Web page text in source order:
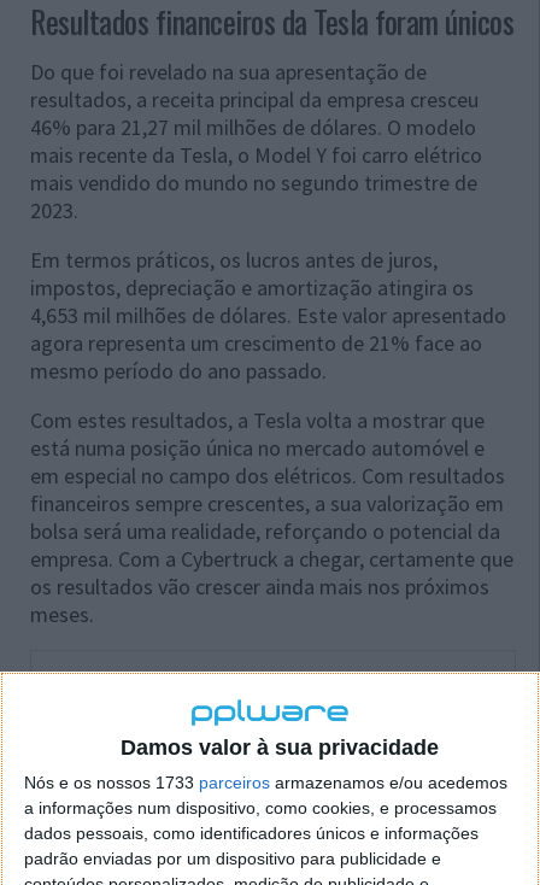
Damos valor à sua privacidade
Nós e os nossos 1733 parceiros armazenamos e/ou acedemos
a informações num dispositivo, como cookies, e processamos
dados pessoais, como identificadores únicos e informações
padrão enviadas por um dispositivo para publicidade e
Resultados financeiros da Tesla foram únicos
Do que foi revelado na sua apresentação de
resultados, a receita principal da empresa cresceu
46% para 21,27 mil milhões de dólares. O modelo
mais recente da Tesla, o Model Y foi carro elétrico
mais vendido do mundo no segundo trimestre de
2023.
Em termos práticos, os lucros antes de juros,
impostos, depreciação e amortização atingira os
4,653 mil milhões de dólares. Este valor apresentado
agora representa um crescimento de 21% face ao
mesmo período do ano passado.
Com estes resultados, a Tesla volta a mostrar que
está numa posição única no mercado automóvel e
em especial no campo dos elétricos. Com resultados
financeiros sempre crescentes, a sua valorização em
bolsa será uma realidade, reforçando o potencial da
empresa. Com a Cybertruck a chegar, certamente que
os resultados vão crescer ainda mais nos próximos
meses.